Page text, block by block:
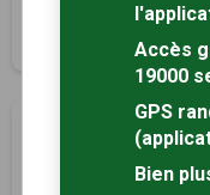
Aix-en-Othe, Aube
5 km
Les hameaux
Accès
19000
GPS
Bien